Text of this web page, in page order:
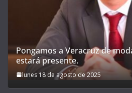
Pongamos a Veracruz de
estará presente.
lunes 18 de agosto de 2025